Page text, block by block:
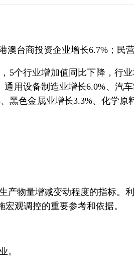
澳台商投资企业增长6.7% ；民
5个行业增加值同比下降，行
通用设备制造业增长6.0%、汽
、黑色金属业增长3.3%、化学原
物量增减变动程度的指标。
观调控的重要参考和依据。
。